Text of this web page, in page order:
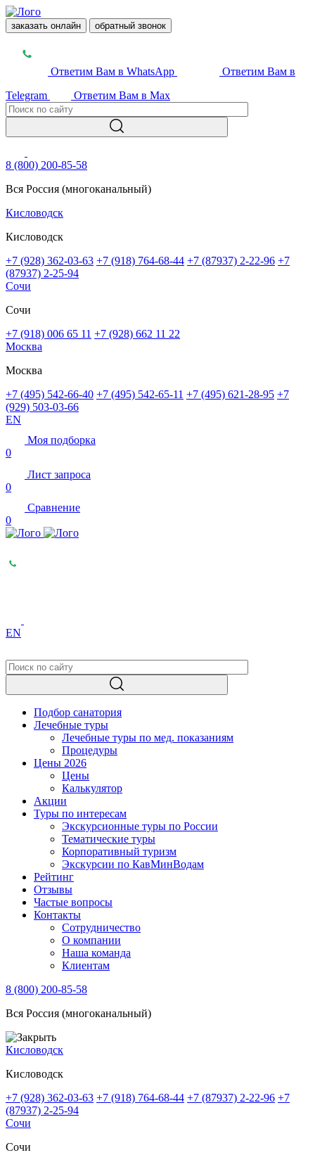
заказать онлайн обратный звонок
Ответим Вам в WhatsApp
Ответим Вам в
Telegram
Ответим Вам в Max
8 (800) 200-85-58
Вся Россия (многоканальный)
Кисловодск
Кисловодск
+7 (928) 362-03-63 +7 (918) 764-68-44 +7 (87937) 2-22-96 +7
(87937) 2-25-94
Сочи
Сочи
+7 (918) 006 65 11 +7 (928) 662 11 22
Москва
Москва
+7 (495) 542-66-40 +7 (495) 542-65-11 +7 (495) 621-28-95 +7
(929) 503-03-66
EN
Моя подборка
0
Лист запроса
0
Сравнение
0
EN
Подбор санатория
Лечебные туры
Лечебные туры по мед. показаниям
Процедуры
Цены 2026
Цены
Калькулятор
Акции
Туры по интересам
Экскурсионные туры по России
Тематические туры
Корпоративный туризм
Экскурсии по КавМинВодам
Рейтинг
Отзывы
Частые вопросы
Контакты
Сотрудничество
О компании
Наша команда
Клиентам
8 (800) 200-85-58
Вся Россия (многоканальный)
Кисловодск
Кисловодск
+7 (928) 362-03-63 +7 (918) 764-68-44 +7 (87937) 2-22-96 +7
(87937) 2-25-94
Сочи
Сочи